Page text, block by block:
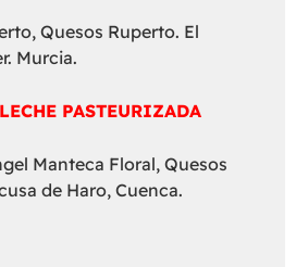
Quesos Ruperto. El
Murcia.
PASTEURIZADA
Manteca Floral, Quesos
de Haro, Cuenca.